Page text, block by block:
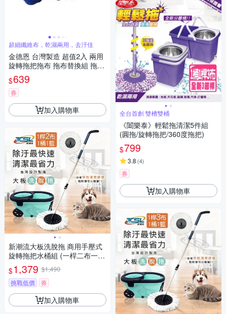
超細纖維布，乾濕兩用，去汙佳
金德恩 台灣製造 超值2入 兩用
旋轉拖把拖布 拖布替換組 拖把
布 拖把拖布 乾溼兩用拖把布 拖
布補充包 顏色隨機
$639
券
加入購物車
新潮流大板洗脫拖 商用手壓式
旋轉拖把水桶組 (一桿二布一桶
一籃)
$1,379 $1,490
挑戰低價
券
加入購物車
全台首創 雙槽雙桶
《闔樂泰》輕鬆拖清潔5件組
(圓拖/旋轉拖把/360度拖把)
$799
3.8 (4)
券
加入購物車